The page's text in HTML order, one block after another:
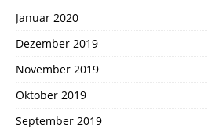
Januar 2020
Dezember 2019
November 2019
Oktober 2019
September 2019